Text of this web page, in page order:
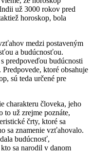
už 3000 rokov pred
horoskop, bola
medzi postaveným
a budúcnosťou.
predpoveďou budúcnosti
ktoré obsahuje
sú teda určené pre
charakteru človeka, jeho
to už zrejme poznáte,
črty, ktoré sa
sa znamenie vzťahovalo.
budúcnosť,
sa narodil v danom